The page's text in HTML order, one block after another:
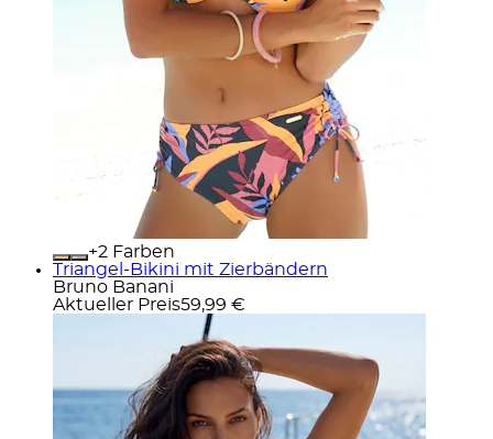
+
Farben
Triangel-Bikini mit Zierbändern
Bruno Banani
Aktueller Preis59,99 €